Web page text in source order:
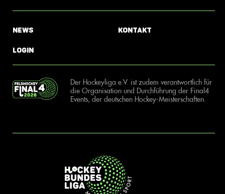
News
Login
Kontakt
Der Hockeyliga e.V. ist zudem verantwortlich für
die Organisation und Durchführung der Final4
Events, der deutschen Hockey-Meisterschaften.